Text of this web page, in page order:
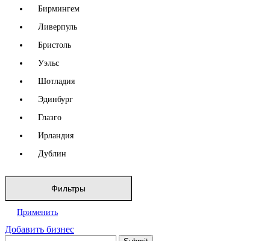
Бирмингем
Ливерпуль
Бристоль
Уэльс
Шотладия
Эдинбург
Глазго
Ирландия
Дублин
Фильтры
Применить
Добавить бизнес